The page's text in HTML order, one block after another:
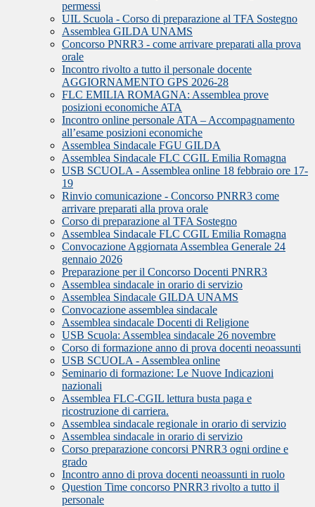
permessi
UIL Scuola - Corso di preparazione al TFA Sostegno
Assemblea GILDA UNAMS
Concorso PNRR3 - come arrivare preparati alla prova
orale
Incontro rivolto a tutto il personale docente
AGGIORNAMENTO GPS 2026-28
FLC EMILIA ROMAGNA: Assemblea prove
posizioni economiche ATA
Incontro online personale ATA – Accompagnamento
all’esame posizioni economiche
Assemblea Sindacale FGU GILDA
Assemblea Sindacale FLC CGIL Emilia Romagna
USB SCUOLA - Assemblea online 18 febbraio ore 17-
19
Rinvio comunicazione - Concorso PNRR3 come
arrivare preparati alla prova orale
Corso di preparazione al TFA Sostegno
Assemblea Sindacale FLC CGIL Emilia Romagna
Convocazione Aggiornata Assemblea Generale 24
gennaio 2026
Preparazione per il Concorso Docenti PNRR3
Assemblea sindacale in orario di servizio
Assemblea Sindacale GILDA UNAMS
Convocazione assemblea sindacale
Assemblea sindacale Docenti di Religione
USB Scuola: Assemblea sindacale 26 novembre
Corso di formazione anno di prova docenti neoassunti
USB SCUOLA - Assemblea online
Seminario di formazione: Le Nuove Indicazioni
nazionali
Assemblea FLC-CGIL lettura busta paga e
ricostruzione di carriera.
Assemblea sindacale regionale in orario di servizio
Assemblea sindacale in orario di servizio
Corso preparazione concorsi PNRR3 ogni ordine e
grado
Incontro anno di prova docenti neoassunti in ruolo
Question Time concorso PNRR3 rivolto a tutto il
personale